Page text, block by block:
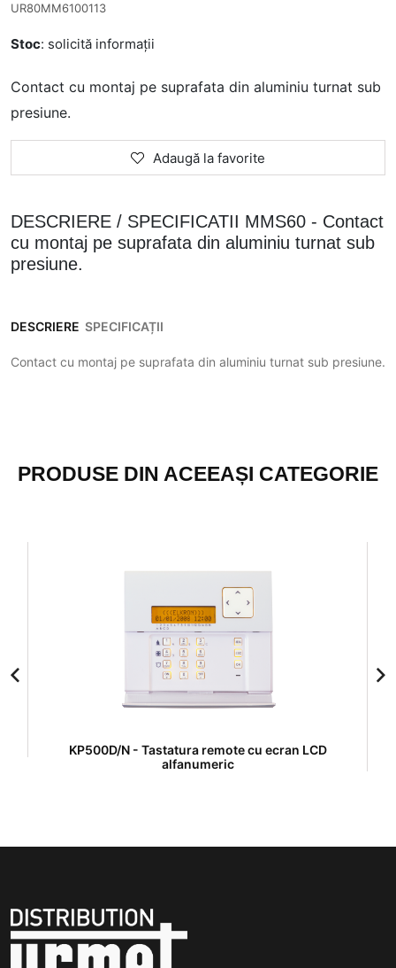
UR80MM6100113
Stoc: solicită informații
Contact cu montaj pe suprafata din aluminiu turnat sub
presiune.
Adaugă la favorite
DESCRIERE / SPECIFICATII MMS60 - Contact
cu montaj pe suprafata din aluminiu turnat sub
presiune.
DESCRIERE SPECIFICAȚII
Contact cu montaj pe suprafata din aluminiu turnat sub presiune.
PRODUSE DIN ACEEAȘI CATEGORIE
KP500D/N - Tastatura remote cu ecran LCD
alfanumeric